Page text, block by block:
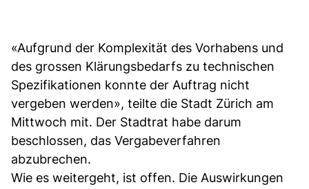
«Aufgrund der Komplexität des Vorhabens und
des grossen Klärungsbedarfs zu technischen
Spezifikationen konnte der Auftrag nicht
vergeben werden», teilte die Stadt Zürich am
Mittwoch mit. Der Stadtrat habe darum
beschlossen, das Vergabeverfahren
abzubrechen.
Wie es weitergeht, ist offen. Die Auswirkungen